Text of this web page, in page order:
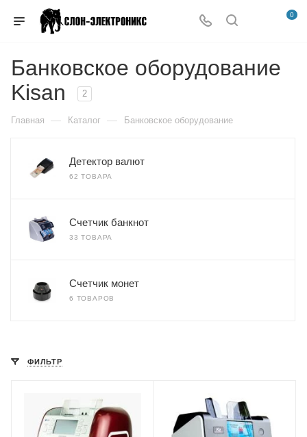
0
Банковское оборудование
Kisan
2
Главная — Каталог — Банковское оборудование
Детектор валют
62 ТОВАРА
Счетчик банкнот
33 ТОВАРА
Счетчик монет
6 ТОВАРОВ
ФИЛЬТР